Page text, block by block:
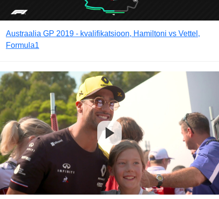
Austraalia GP 2019 - kvalifikatsioon, Hamiltoni vs Vettel,
Formula1